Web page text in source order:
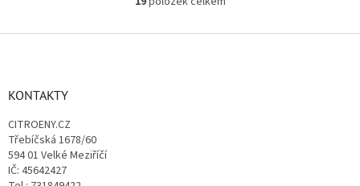
O
l
KONTAKTY
CITROENY.CZ
Třebíčská 1678/60
594 01 Velké Meziříčí
IČ: 45642427